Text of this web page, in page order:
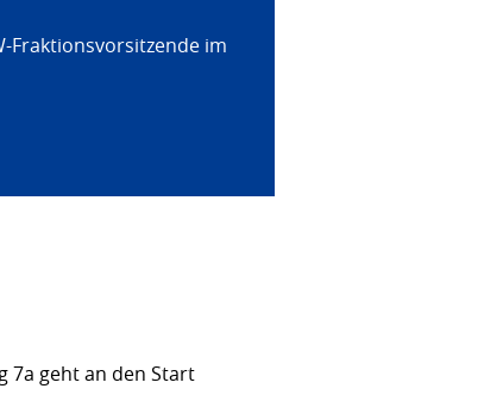
Fraktionsvorsitzende im
7a geht an den Start